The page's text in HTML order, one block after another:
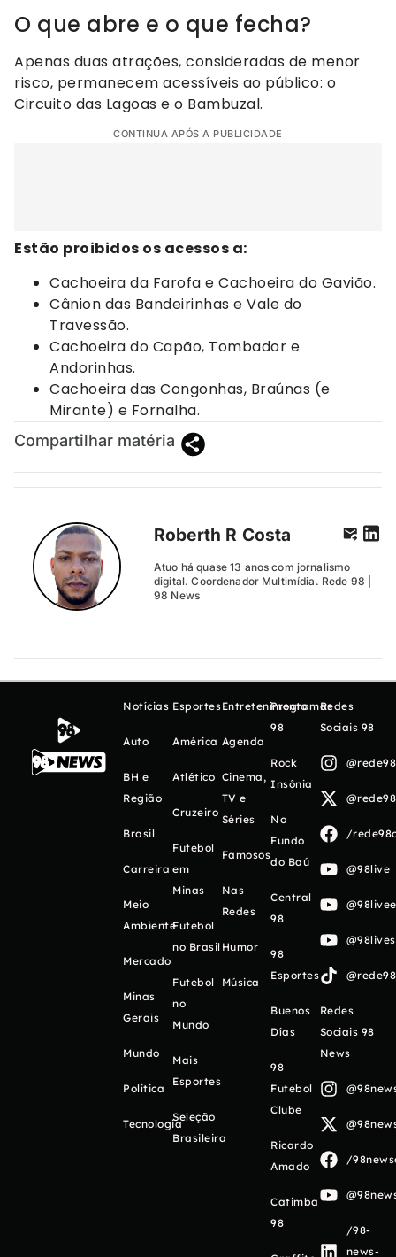
O que abre e o que fecha?
Apenas duas atrações, consideradas de menor
risco, permanecem acessíveis ao público: o
Circuito das Lagoas e o Bambuzal.
CONTINUA APÓS A PUBLICIDADE
Estão proibidos os acessos a:
Cachoeira da Farofa e Cachoeira do Gavião.
Cânion das Bandeirinhas e Vale do
Travessão.
Cachoeira do Capão, Tombador e
Andorinhas.
Cachoeira das Congonhas, Braúnas (e
Mirante) e Fornalha.
Compartilhar matéria
Roberth R Costa
Atuo há quase 13 anos com jornalismo
digital. Coordenador Multimídia. Rede 98 |
98 News
Notícias
Auto
BH e
Região
Brasil
Carreira
Meio
Ambiente
Mercado
Minas
Gerais
Mundo
Política
Tecnologia
Esportes
América
Atlético
Cruzeiro
Futebol
em
Minas
Futebol
no Brasil
Futebol
no
Mundo
Mais
Esportes
Seleção
Brasileira
Entretenimento
Agenda
Cinema,
TV e
Séries
Famosos
Nas
Redes
Humor
Música
Programas
98
Rock
Insônia
No
Fundo
do Baú
Central
98
98
Esportes
Buenos
Días
98
Futebol
Clube
Ricardo
Amado
Catimba
98
Redes
Sociais 98
/
@98live
Redes
Sociais 98
News
/
/98-
news-